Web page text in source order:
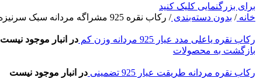
برای بزرگنمایی کلیک کنید
خانه/ بدون دسته‌بندی/ رکاب نقره 925 مشراگه مردانه سبک سرنیزه ای عیار تضمینی
رکاب نقره یاعلی مدد عیار 925 مردانه وزن کم
در انبار موجود نیست
بازگشت به محصولات
رکاب نقره مردانه طریقت عیار 925 تضمینی در انبار موجود نیست